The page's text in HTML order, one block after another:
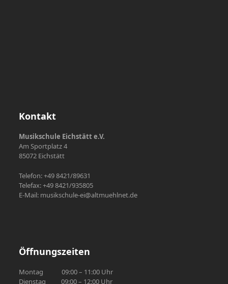
Kontakt
Musikschule Eichstätt e.V.
Am Sportplatz 4
85072 Eichstätt
Telefon: +49 8421/89631
Telefax: +49 8421/935805
E-Mail: musikschule-ei@altmuehlnet.de
Öffnungszeiten
Montag 09:00 – 11:00 Uhr
Dienstag 09:00 – 12:00 Uhr